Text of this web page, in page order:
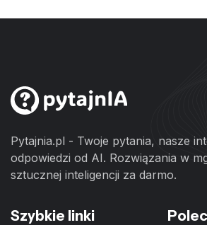
Pytajnia.pl - Twoje pytania, nasze
odpowiedzi od AI. Rozwiązania w
sztucznej inteligencji za darmo.
Szybkie linki